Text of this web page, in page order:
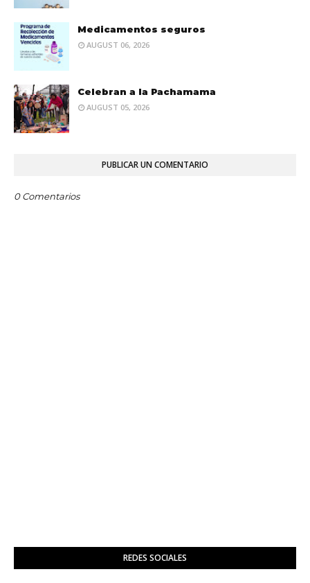
Medicamentos seguros
AUGUST 06, 2026
Celebran a la Pachamama
AUGUST 05, 2026
PUBLICAR UN COMENTARIO
0 Comentarios
REDES SOCIALES